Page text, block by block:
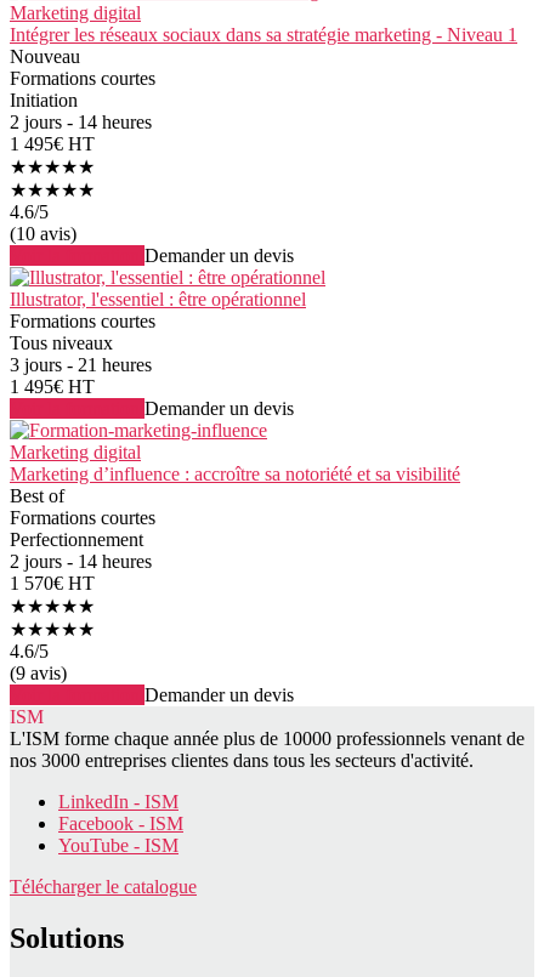
Marketing digital
Intégrer les réseaux sociaux dans sa stratégie marketing - Niveau 1
Nouveau
Formations courtes
Initiation
2 jours - 14 heures
1 495€ HT
★★★★★
★★★★★
4.6/5
(10 avis)
Demander un devis
Illustrator, l'essentiel : être opérationnel
Formations courtes
Tous niveaux
3 jours - 21 heures
1 495€ HT
Demander un devis
Marketing digital
Marketing d’influence : accroître sa notoriété et sa visibilité
Best of
Formations courtes
Perfectionnement
2 jours - 14 heures
1 570€ HT
★★★★★
★★★★★
4.6/5
(9 avis)
Demander un devis
ISM
L'ISM forme chaque année plus de 10000 professionnels venant de
nos 3000 entreprises clientes dans tous les secteurs d'activité.
LinkedIn - ISM
Facebook - ISM
YouTube - ISM
Télécharger le catalogue
Solutions